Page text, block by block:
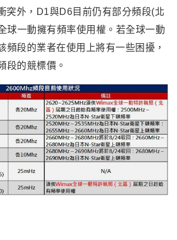
突外 ，D1與D6目前仍有部分頻段(北
球一動擁有頻率使用權 。若全球一動
頻段的業者在使用上將有一些困擾 ，
段的競標價 。